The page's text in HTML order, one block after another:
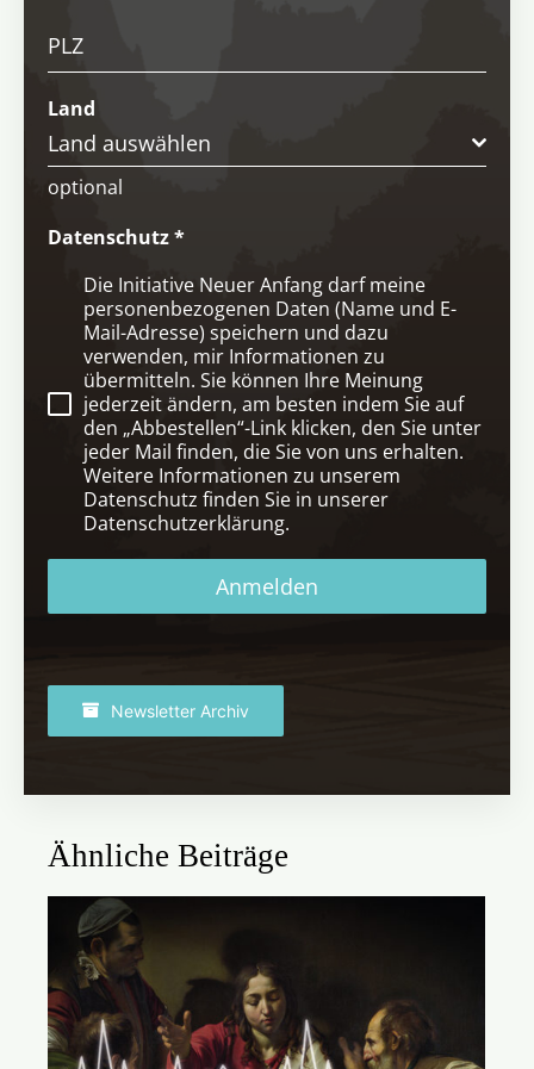
PLZ
Land
Land auswählen
optional
Datenschutz*
Die Initiative Neuer Anfang darf meine
personenbezogenen Daten (Name und E-
Mail-Adresse) speichern und dazu
verwenden, mir Informationen zu
übermitteln. Sie können Ihre Meinung
jederzeit ändern, am besten indem Sie auf
den „Abbestellen“-Link klicken, den Sie unter
jeder Mail finden, die Sie von uns erhalten.
Weitere Informationen zu unserem
Datenschutz finden Sie in unserer
Datenschutzerklärung.
Anmelden
Newsletter Archiv
Ähnliche Beiträge